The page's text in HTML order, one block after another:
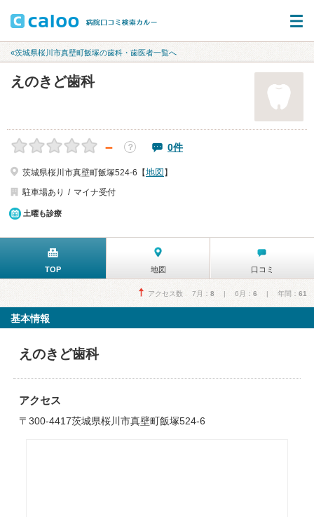
«茨城県桜川市真壁町飯塚の歯科・歯医者一覧へ
えのきど歯科
－ ？ 0件
茨城県桜川市真壁町飯塚524‐6【地図 】
駐車場あり
マイナ受付
土曜も診療
TOP 地図 口コミ
アクセス数 7月： 8 | 6月： 6 | 年間： 61
基本情報
えのきど歯科
アクセス
〒300-4417茨城県桜川市真壁町飯塚524‐6